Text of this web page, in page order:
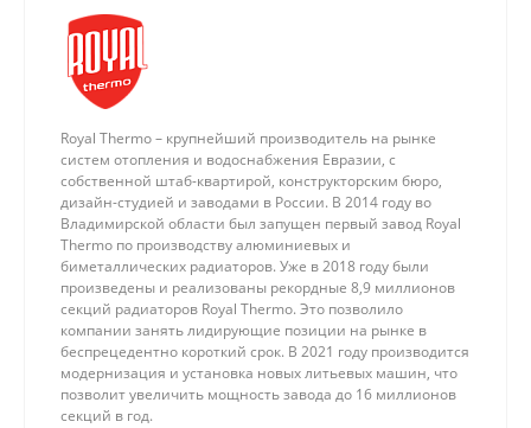
Royal Thermo – крупнейший производитель на рынке
систем отопления и водоснабжения Евразии, с
собственной штаб-квартирой, конструкторским бюро,
дизайн-студией и заводами в России. В 2014 году во
Владимирской области был запущен первый завод Royal
Thermo по производству алюминиевых и
биметаллических радиаторов. Уже в 2018 году были
произведены и реализованы рекордные 8,9 миллионов
секций радиаторов Royal Thermo. Это позволило
компании занять лидирующие позиции на рынке в
беспрецедентно короткий срок. В 2021 году производится
модернизация и установка новых литьевых машин, что
позволит увеличить мощность завода до 16 миллионов
секций в год.